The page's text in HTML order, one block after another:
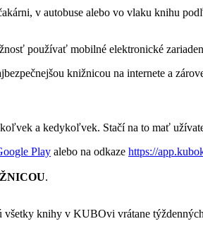
v autobuse alebo vo vlaku knihu
používať mobilné elektronické
knižnicou na internete a
a kedykoľvek. Stačí na to mať
Play alebo na odkaze https://
.
všetky knihy v KUBOvi vrátane